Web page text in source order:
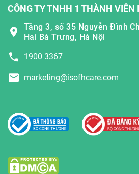
CÔNG TY TNHH 1 THÀNH VIÊN
Tầng 3, số 35 Nguyễn Đình
Hai Bà Trưng, Hà Nội
1900 3367
marketing@isofhcare.com